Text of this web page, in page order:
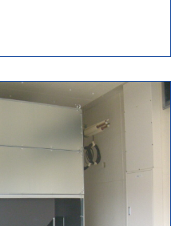
正等の手続
報に関して、照会、訂
、お問い合わせ先窓口ま
求が当社の業務に著しい
お客様ご本人によるもの
に限り、合理的な期間内
、訂正、削除致します。